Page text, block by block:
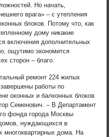
Но начать,
врага» – с утепления
блоков. Потому что, как
дому никакие
включения дополнительных
ощутимо экономится
сторон – благо.
ремонт 224 жилых
работы по
оконных и балконных блоков
Семенович. – В Департамент
фонда города Москвы
нуждающихся в
многоквартирных дома. На